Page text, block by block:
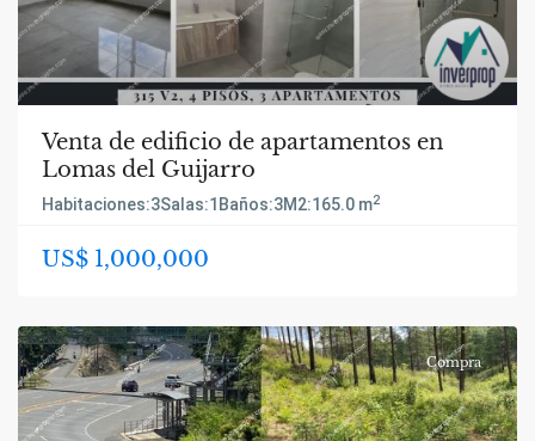
Venta de edificio de apartamentos en
Lomas del Guijarro
Habitaciones:3Salas:1 Baños:3M2:165.0 m2
US$ 1,000,000
Compra